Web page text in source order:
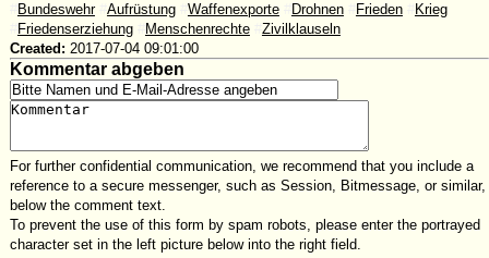
Bundeswehr Aufrüstung Waffenexporte Drohnen Frieden
Krieg
Friedenserziehung Menschenrechte
Zivilklauseln
Created: 2017-07-04 09:01:00
Kommentar abgeben
For further confidential communication, we recommend that you include a
reference to a secure messenger, such as Session, Bitmessage, or similar,
below the comment text.
To prevent the use of this form by spam robots, please enter the portrayed
character set in the left picture below into the right field.